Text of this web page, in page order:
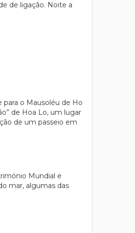
de ligação. Noite a
o Mausoléu de Ho
de Hoa Lo, um lugar
de um passeio em
Mundial e
mar, algumas das